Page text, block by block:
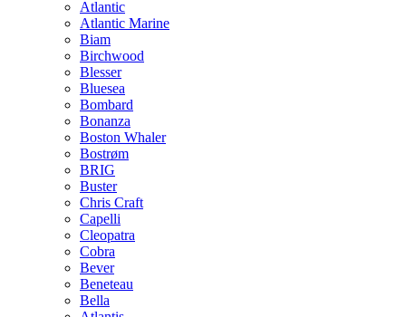
Atlantic
Atlantic Marine
Biam
Birchwood
Blesser
Bluesea
Bombard
Bonanza
Boston Whaler
Bostrøm
BRIG
Buster
Chris Craft
Capelli
Cleopatra
Cobra
Bever
Beneteau
Bella